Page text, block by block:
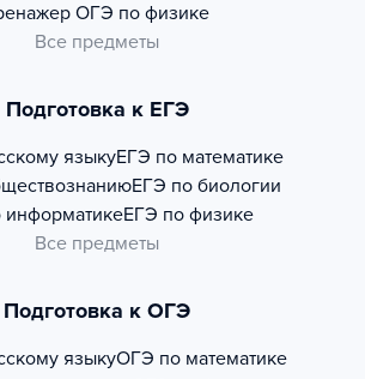
ОГЭ по физике
Все предметы
Подготовка к ЕГЭ
языкуЕГЭ по математике
ЕГЭ по биологии
информатикеЕГЭ по физике
Все предметы
Подготовка к ОГЭ
языкуОГЭ по математике